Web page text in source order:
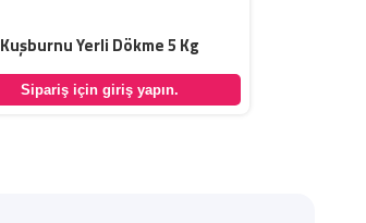
Kuşburnu Yerli Dökme 5 Kg
Sipariş için giriş yapın.